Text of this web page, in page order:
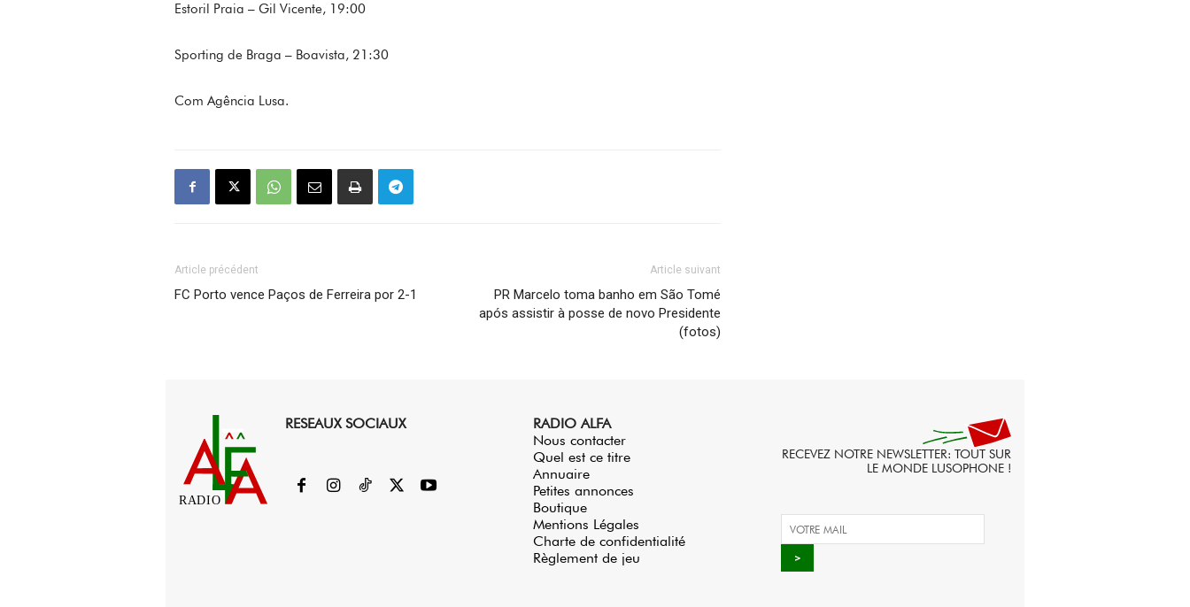
Estoril Praia – Gil Vicente, 19:00
Sporting de Braga – Boavista, 21:30
Com Agência Lusa.
Article précédent
FC Porto vence Paços de Ferreira por 2-1
Article suivant
PR Marcelo toma banho em São Tomé
após assistir à posse de novo Presidente
(fotos)
RADIO
RESEAUX SOCIAUX
RADIO ALFA
Nous contacter
Quel est ce titre
Annuaire
Petites annonces
Boutique
Mentions Légales
Charte de confidentialité
Règlement de jeu
RECEVEZ NOTRE NEWSLETTER: TOUT SUR
LE MONDE LUSOPHONE !